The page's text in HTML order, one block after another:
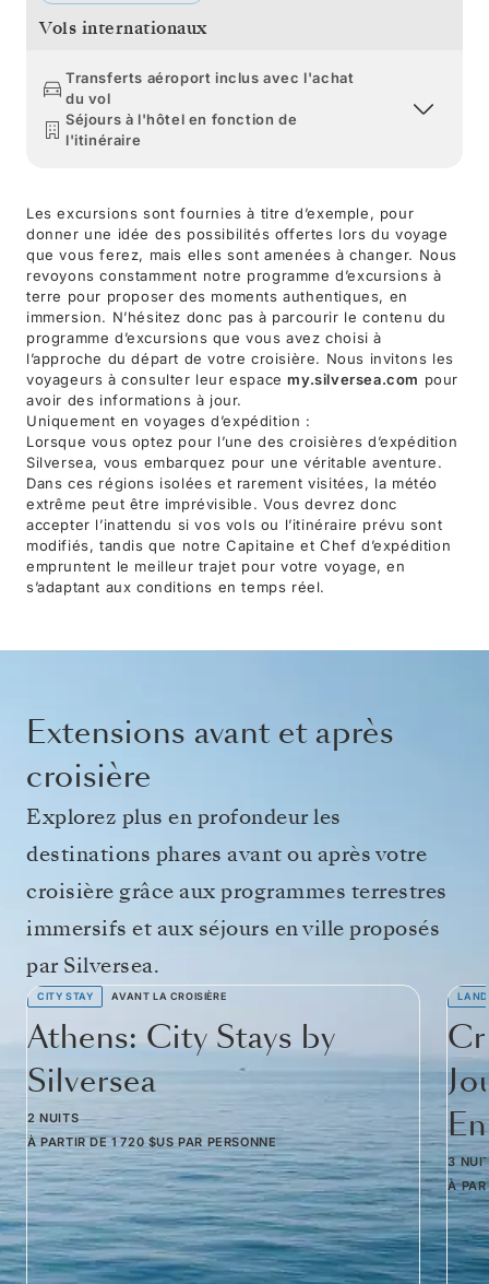
Vols internationaux
Transferts aéroport inclus avec l'achat
du vol
Séjours à l'hôtel en fonction de
l'itinéraire
Les excursions sont fournies à titre d’exemple, pour
donner une idée des possibilités offertes lors du voyage
que vous ferez, mais elles sont amenées à changer. Nous
revoyons constamment notre programme d’excursions à
terre pour proposer des moments authentiques, en
immersion. N’hésitez donc pas à parcourir le contenu du
programme d’excursions que vous avez choisi à
l’approche du départ de votre croisière. Nous invitons les
voyageurs à consulter leur espacemy.silversea.com pour
avoir des informations à jour.
Uniquement en voyages d’expédition :
Lorsque vous optez pour l’une des croisières d’expédition
Silversea, vous embarquez pour une véritable aventure.
Dans ces régions isolées et rarement visitées, la météo
extrême peut être imprévisible. Vous devrez donc
accepter l’inattendu si vos vols ou l’itinéraire prévu sont
modifiés, tandis que notre Capitaine et Chef d’expédition
empruntent le meilleur trajet pour votre voyage, en
s’adaptant aux conditions en temps réel.
Extensions avant et après
croisière
Explorez plus en profondeur les
destinations phares avant ou après votre
croisière grâce aux programmes terrestres
immersifs et aux séjours en ville proposés
par Silversea.
CITY STAY AVANT LA CROISIÈRE
Athens: City Stays by
Silversea
2 NUITS
À PARTIR DE 1 720 $US PAR PERSONNE
3
À